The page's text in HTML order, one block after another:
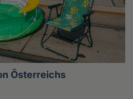
Österreichs